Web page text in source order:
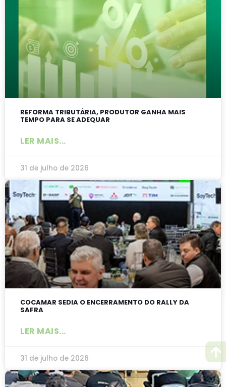
REFORMA TRIBUTÁRIA, PRODUTOR GANHA MAIS
TEMPO PARA SE ADEQUAR
LER MAIS...
31 de julho de 2026
COCAMAR SEDIA O ENCERRAMENTO DO RALLY DA
SAFRA
LER MAIS...
31 de julho de 2026